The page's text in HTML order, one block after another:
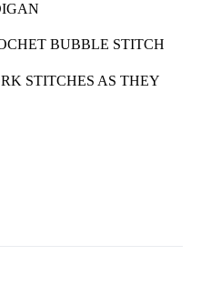
BUBBLE STITCH
STITCHES AS THEY